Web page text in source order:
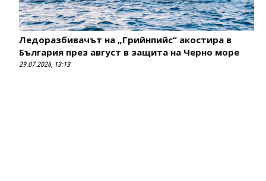
Ледоразбивачът на „Грийнпийс“ акостира в
България през август в защита на Черно море
29.07.2026, 13:13